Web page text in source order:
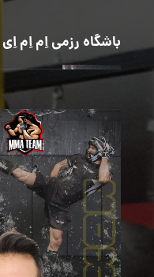
باشگاه رزمی اِم اِم